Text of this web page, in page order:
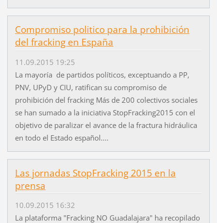
Compromiso politico para la prohibición
del fracking en España
11.09.2015 19:25
La mayoría de partidos políticos, exceptuando a PP,
PNV, UPyD y CIU, ratifican su compromiso de
prohibición del fracking Más de 200 colectivos sociales
se han sumado a la iniciativa StopFracking2015 con el
objetivo de paralizar el avance de la fractura hidráulica
en todo el Estado español....
Las jornadas StopFracking 2015 en la
prensa
10.09.2015 16:32
La plataforma "Fracking NO Guadalajara" ha recopilado